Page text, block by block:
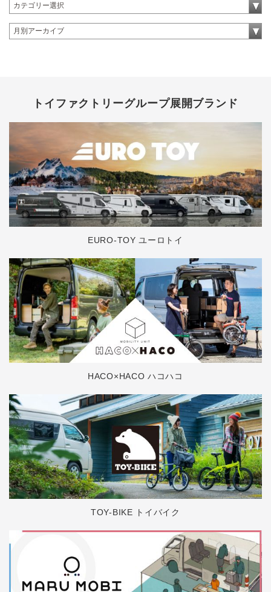
トイファクトリーグループ展開ブランド
EURO-TOY ユーロトイ
HACO×HACO ハコハコ
TOY-BIKE トイバイク